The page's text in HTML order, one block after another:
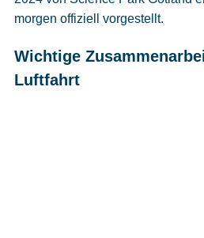
morgen offiziell vorgestellt.
Wichtige
Luftfahrt